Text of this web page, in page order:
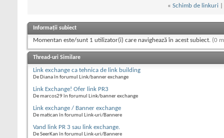
« Schimb de linkuri
Informații subiect
Momentan este/sunt 1 utilizator(i) care navighează în acest subiect. (0
Thread-uri Similare
Link exchange ca tehnica de link building
De Diana în forumul Link/banner exchange
Link Exchange! Ofer link PR3
De marcos29 în forumul Link/banner exchange
Link exchange / Banner exchange
De matican în forumul Link-uri/Bannere
Vand link PR 3 sau link exchange.
De SeerKan în forumul Link-uri/Bannere